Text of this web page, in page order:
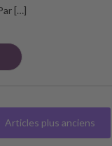
[…]
Articles plus anciens